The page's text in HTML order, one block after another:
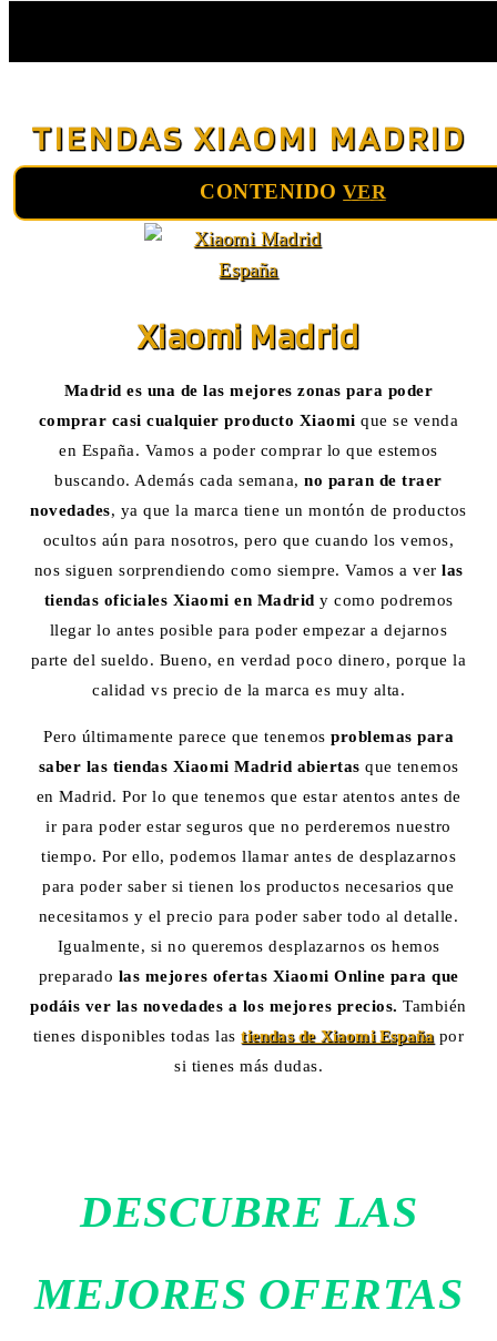
al
contenido
TIENDAS XIAOMI MADRID
CONTENIDO VER
Xiaomi Madrid
Madrid es una de las mejores zonas para poder
comprar casi cualquier producto Xiaomique se venda
en España. Vamos a poder comprar lo que estemos
buscando. Además cada semana,no paran de traer
novedades, ya que la marca tiene un montón de productos
ocultos aún para nosotros, pero que cuando los vemos,
nos siguen sorprendiendo como siempre. Vamos a ver las
tiendas oficiales Xiaomi en Madrid y como podremos
llegar lo antes posible para poder empezar a dejarnos
parte del sueldo. Bueno, en verdad poco dinero, porque la
calidad vs precio de la marca es muy alta.
Pero últimamente parece que tenemos problemas para
saber las tiendas Xiaomi Madrid abiertas que tenemos
en Madrid. Por lo que tenemos que estar atentos antes de
ir para poder estar seguros que no perderemos nuestro
tiempo. Por ello, podemos llamar antes de desplazarnos
para poder saber si tienen los productos necesarios que
necesitamos y el precio para poder saber todo al detalle.
Igualmente, si no queremos desplazarnos os hemos
preparado las mejores ofertas Xiaomi Online para que
podáis ver las novedades a los mejores precios. También
tienes disponibles todas lastiendas de Xiaomi Españapor
si tienes más dudas.
DESCUBRE LAS
MEJORES OFERTAS